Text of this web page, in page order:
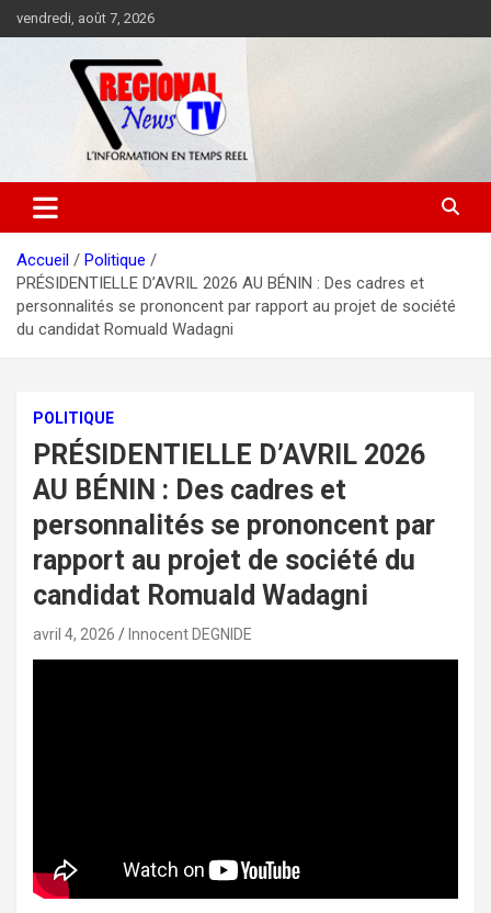
au
vendredi, août 7, 2026
Accueil
Politique
PRÉSIDENTIELLE D’AVRIL 2026 AU BÉNIN : Des cadres et
personnalités se prononcent par rapport au projet de société
du candidat Romuald Wadagni
POLITIQUE
PRÉSIDENTIELLE D’AVRIL 2026
AU BÉNIN : Des cadres et
personnalités se prononcent par
rapport au projet de société du
candidat Romuald Wadagni
avril 4, 2026 Innocent DEGNIDE